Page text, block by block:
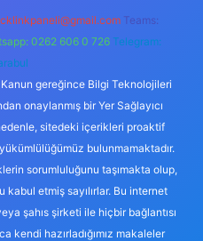
Teams:
0262 606 0 726 Telegram:
Kanun gereğince Bilgi Teknolojileri
onaylanmış bir Yer Sağlayıcı
sitedeki içerikleri proaktif
bulunmamaktadır.
sorumluluğunu taşımakta olup,
etmiş sayılırlar. Bu internet
şahıs şirketi ile hiçbir bağlantısı
kendi hazırladığımız makaleler